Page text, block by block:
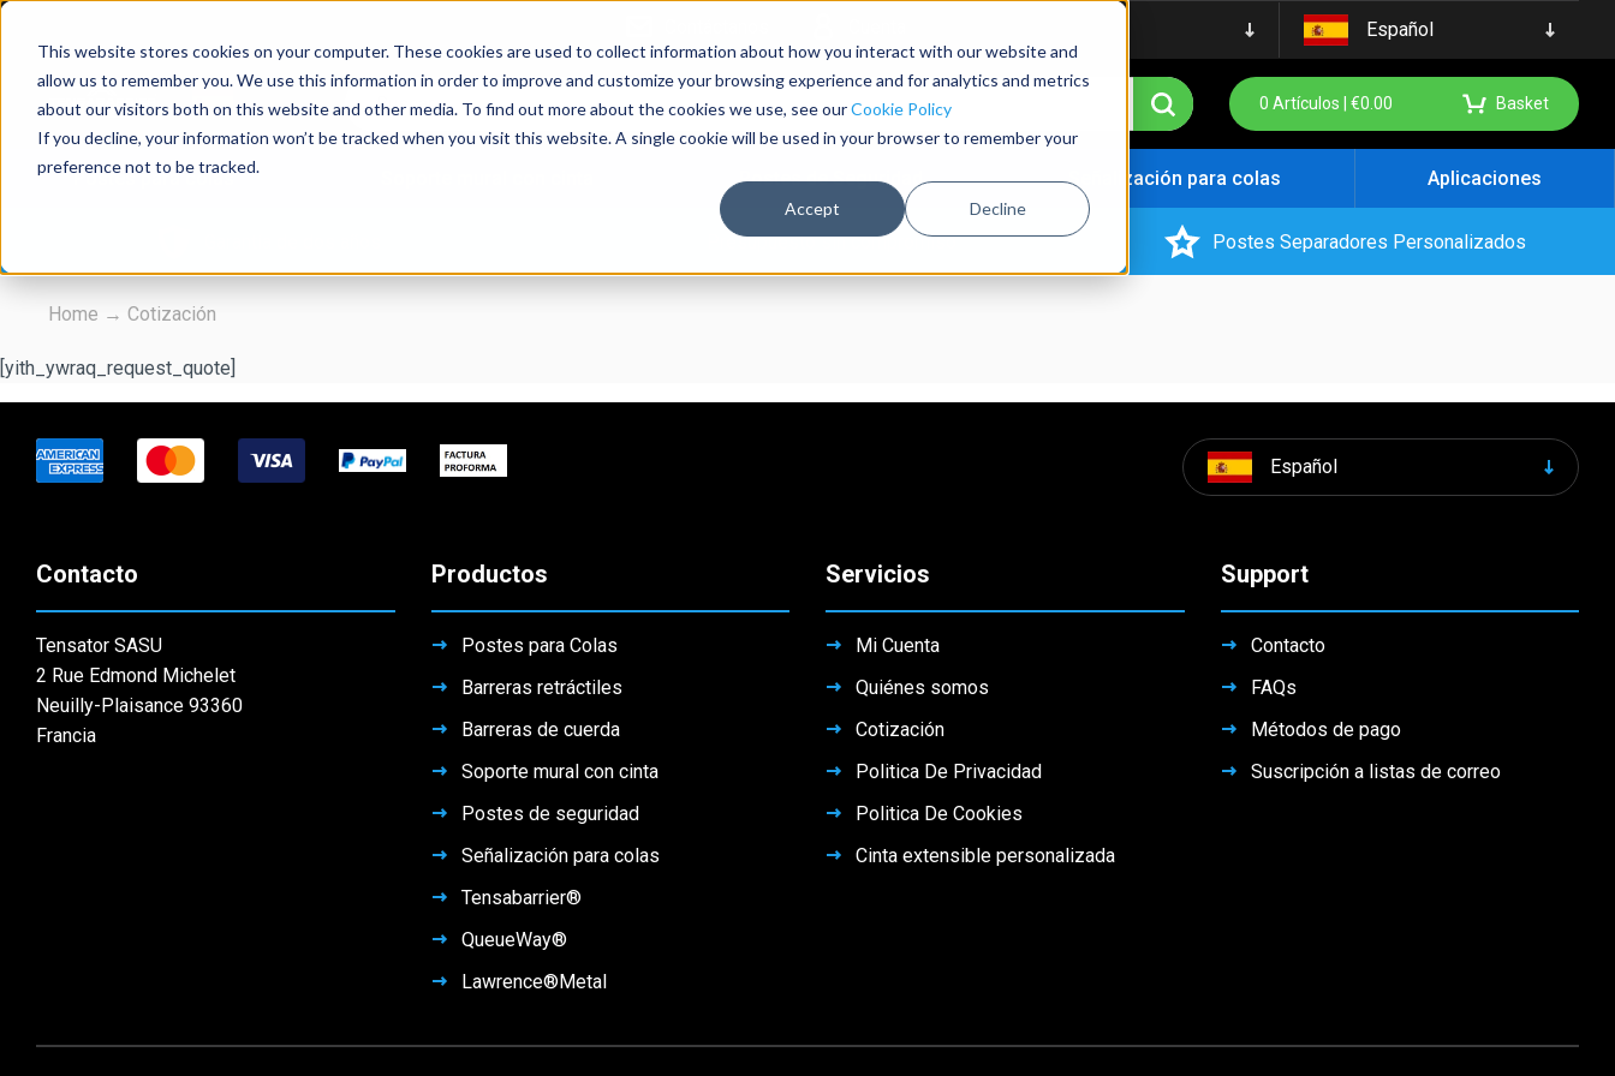
This website stores cookies on your computer. These cookies are used to collect information about how you interact with our website and
allow us to remember you. We use this information in order to improve and customize your browsing experience and for analytics and metrics
about our visitors both on this website and other media. To find out more about the cookies we use, see ourCookie Policy
If you decline, your information won’t be tracked when you visit this website. A single cookie will be used in your browser to remember your
preference not to be tracked.
Accept Decline
Español
0 Artículos | €0.00 Basket
Postes para colas Postes de Seguridad Señalización para colas Aplicaciones
Presupuesto sin compromiso Postes Separadores Personalizados
Home → Cotización
[yith_ywraq_request_quote]
Español
Contacto
Tensator SASU
2 Rue Edmond Michelet
Neuilly-Plaisance 93360
Francia
Productos
Postes para Colas
Barreras retráctiles
Barreras de cuerda
Soporte mural con cinta
Postes de seguridad
Señalización para colas
Tensabarrier®
QueueWay®
Lawrence®Metal
Servicios
Mi Cuenta
Quiénes somos
Cotización
Politica De Privacidad
Politica De Cookies
Cinta extensible personalizada
Support
Contacto
FAQs
Métodos de pago
Suscripción a listas de correo